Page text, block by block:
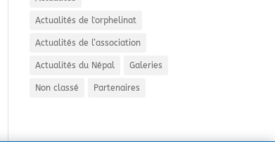
Actualités de l'orphelinat
Actualités de l’association
Actualités du Népal Galeries
Non classé Partenaires